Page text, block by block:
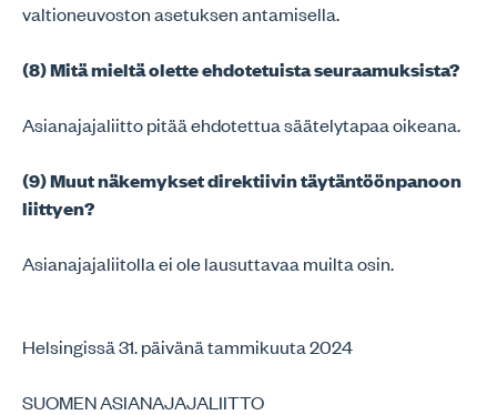
valtioneuvoston asetuksen antamisella.
(8) Mitä mieltä olette ehdotetuista seuraamuksista?
Asianajajaliitto pitää ehdotettua säätelytapaa oikeana.
(9) Muut näkemykset direktiivin täytäntöönpanoon
liittyen?
Asianajajaliitolla ei ole lausuttavaa muilta osin.
Helsingissä 31. päivänä tammikuuta 2024
SUOMEN ASIANAJAJALIITTO